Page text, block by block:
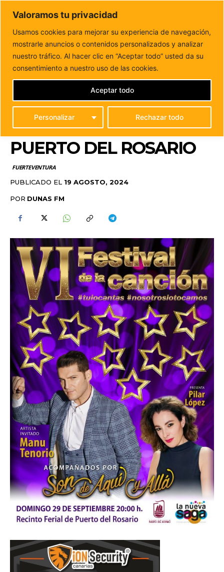
Valoramos tu privacidad
Usamos cookies para mejorar su experiencia de navegación,
mostrarle anuncios o contenidos personalizados y analizar
nuestro tráfico. Al hacer clic en “Aceptar todo” usted da su
consentimiento a nuestro uso de las cookies.
Personalizar Rechazar todo
Aceptar todo
DUNAS FM
Tu informacion de forma cercana
Inicio FUERTEVENTURA
El VI Festival de la canción abre
el plazo de inscripciones en...
EL VI FESTIVAL DE LA
CANCIÓN ABRE EL
PLAZO DE
INSCRIPCIONES EN
PUERTO DEL ROSARIO
FUERTEVENTURA
PUBLICADO EL 19 AGOSTO, 2024
POR DUNAS FM